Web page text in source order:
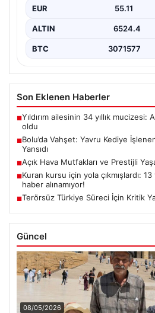
EUR 55.11
ALTIN 6524.4
BTC 3071577
Son Eklenen Haberler
■Yıldırım ailesinin 34 yıllık mucizesi:
oldu
■Bolu’da Vahşet: Yavru Kediye
Yansıdı
■Açık Hava Mutfakları ve Prestijli
■Kuran kursu için yola çıkmışlardı:
haber alınamıyor!
■Terörsüz Türkiye Süreci İçin Kritik
Güncel
08/05/2026